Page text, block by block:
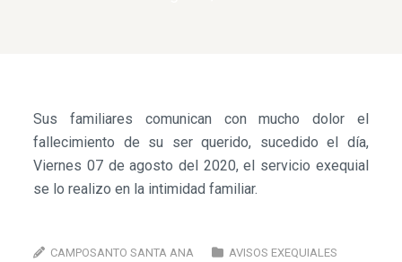
Sus familiares comunican con mucho dolor el
fallecimiento de su ser querido, sucedido el día,
Viernes 07 de agosto del 2020, el servicio exequial
se lo realizo en la intimidad familiar.
CAMPOSANTO SANTA ANA AVISOS EXEQUIALES